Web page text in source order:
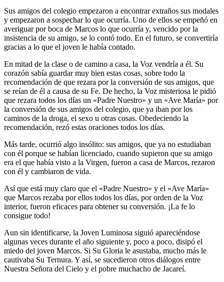
Sus amigos del colegio empezaron a encontrar extraños sus modales
y empezaron a sospechar lo que ocurría. Uno de ellos se empeñó en
averiguar por boca de Marcos lo que ocurría y, vencido por la
insistencia de su amigo, se lo contó todo. En el futuro, se convertiría
gracias a lo que el joven le había contado.
En mitad de la clase o de camino a casa, la Voz vendría a él. Su
corazón sabía guardar muy bien estas cosas, sobre todo la
recomendación de que rezara por la conversión de sus amigos, que
se reían de él a causa de su Fe. De hecho, la Voz misteriosa le pidió
que rezara todos los días un «Padre Nuestro» y un «Ave María» por
la conversión de sus amigos del colegio, que ya iban por los
caminos de la droga, el sexo u otras cosas. Obedeciendo la
recomendación, rezó estas oraciones todos los días.
Más tarde, ocurrió algo insólito: sus amigos, que ya no estudiaban
con él porque se habían licenciado, cuando supieron que su amigo
era el que había visto a la Virgen, fueron a casa de Marcos, rezaron
con él y cambiaron de vida.
Así que está muy claro que el «Padre Nuestro» y el «Ave María»
que Marcos rezaba por ellos todos los días, por orden de la Voz
interior, fueron eficaces para obtener su conversión. ¡La fe lo
consigue todo!
Aun sin identificarse, la Joven Luminosa siguió apareciéndose
algunas veces durante el año siguiente y, poco a poco, disipó el
miedo del joven Marcos. Si Su Gloria le asustaba, mucho más le
cautivaba Su Ternura. Y así, se sucedieron otros diálogos entre
Nuestra Señora del Cielo y el pobre muchacho de Jacareí.